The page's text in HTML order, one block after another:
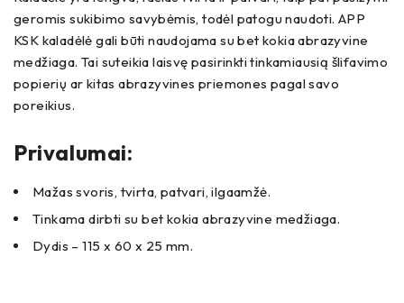
geromis sukibimo savybėmis, todėl patogu naudoti. APP
KSK kaladėlė gali būti naudojama su bet kokia abrazyvine
medžiaga. Tai suteikia laisvę pasirinkti tinkamiausią šlifavimo
popierių ar kitas abrazyvines priemones pagal savo
poreikius.
Privalumai:
Mažas svoris, tvirta, patvari, ilgaamžė.
Tinkama dirbti su bet kokia abrazyvine medžiaga.
Dydis – 115 x 60 x 25 mm.